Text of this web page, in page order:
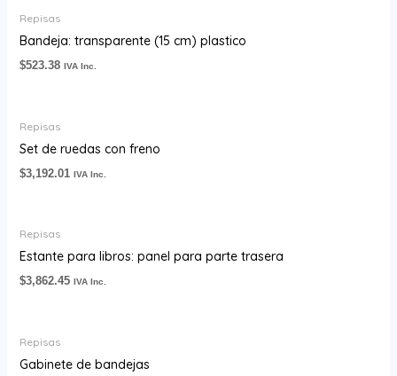
Repisas
Bandeja: transparente (15 cm) plastico
$523.38 IVA Inc.
Repisas
Set de ruedas con freno
$3,192.01 IVA Inc.
Repisas
Estante para libros: panel para parte trasera
$3,862.45 IVA Inc.
Repisas
Gabinete de bandejas